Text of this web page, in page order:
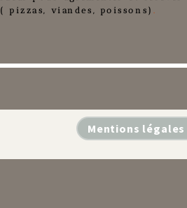
( pizzas, viandes, poissons) .
Mentions légales